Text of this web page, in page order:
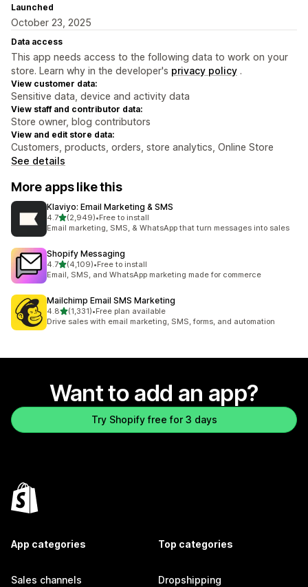
Launched
October 23, 2025
Data access
This app needs access to the following data to work on your
store. Learn why in the developer's privacy policy .
View customer data:
Sensitive data, device and activity data
View staff and contributor data:
Store owner, blog contributors
View and edit store data:
Customers, products, orders, store analytics, Online Store
See details
More apps like this
Klaviyo: Email Marketing & SMS
4.7out of 5 stars
(2,949)
2949 total reviews
•Free to install
Email marketing, SMS, & WhatsApp that turn messages into sales
Shopify Messaging
4.7out of 5 stars
(4,109)
4109 total reviews
•Free to install
Email, SMS, and WhatsApp marketing made for commerce
Mailchimp Email SMS Marketing
4.8out of 5 stars
(1,331)
1331 total reviews
•Free plan available
Drive sales with email marketing, SMS, forms, and automation
Want to add an app?
Try Shopify free for 3 days
App categories
Sales channels
Top categories
Dropshipping